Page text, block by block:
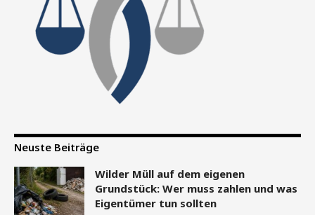
Neuste Beiträge
Wilder Müll auf dem eigenen
Grundstück: Wer muss zahlen und was
Eigentümer tun sollten